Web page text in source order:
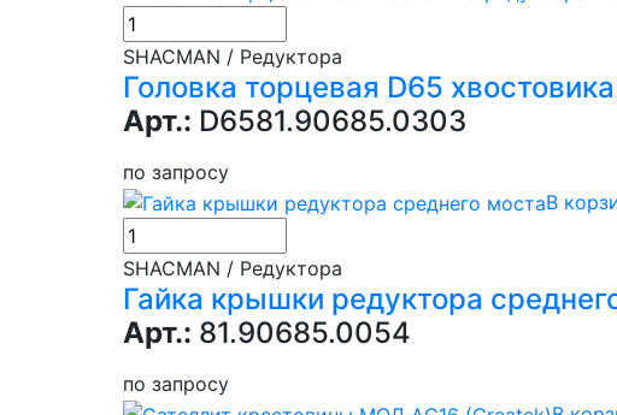
SHACMAN / Редуктора
Головка торцевая D65
Арт.: D6581.90685.0303
по запросу
В
SHACMAN / Редуктора
Гайка крышки редуктора
Арт.: 81.90685.0054
по запросу